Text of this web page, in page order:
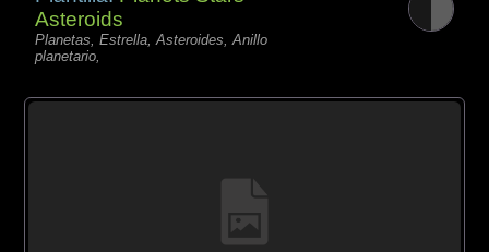
Asteroids
Planetas, Estrella, Asteroides, Anillo
planetario,